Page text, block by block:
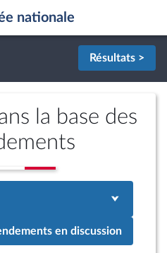
nationale
Résultats >
la base des
en discussion